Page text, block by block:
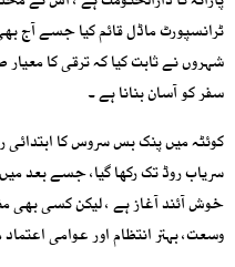
ٹرانسپورٹ ماڈل قائم کیا جسے آج
شہروں نے ثابت کیا کہ ترقی کا
سفر کو آسان بنانا ہے ۔
کوئٹہ میں پنک بس سروس کا
سریاب روڈ تک رکھا گیا، جسے بعد
خوش آئند آغاز ہے ، لیکن کسی
وسعت، بہتر انتظام اور عوامی